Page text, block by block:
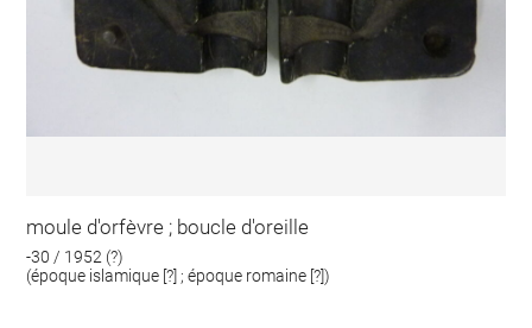
moule d'orfèvre ; boucle d'oreille
-30 / 1952 (?)
(époque islamique [?] ; époque romaine [?])